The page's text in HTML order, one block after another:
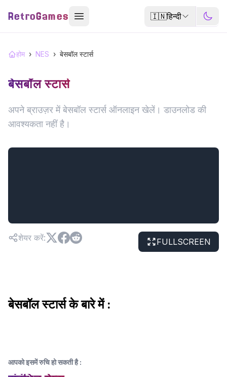
RetroGames 🇮🇳हिन्दी
होम › NES › बेसबॉल स्टार्स
बेसबॉल स्टार्स
अपने ब्राउज़र में बेसबॉल स्टार्स ऑनलाइन खेलें। डाउनलोड की
आवश्यकता नहीं है।
शेयर करें: FULLSCREEN
बेसबॉल स्टार्स के बारे में :
आपको इसमें रुचि हो सकती है: